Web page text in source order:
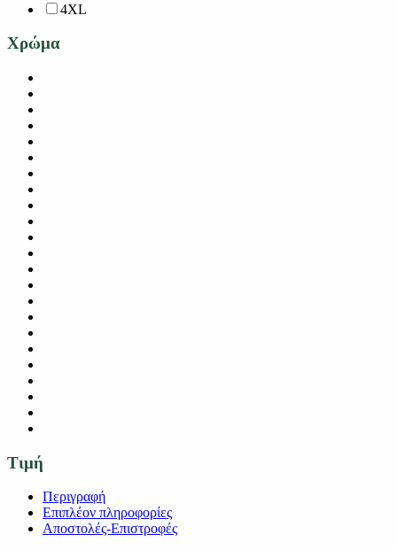
4XL
Χρώμα
Τιμή
Περιγραφή
Επιπλέον πληροφορίες
Αποστολές-Επιστροφές